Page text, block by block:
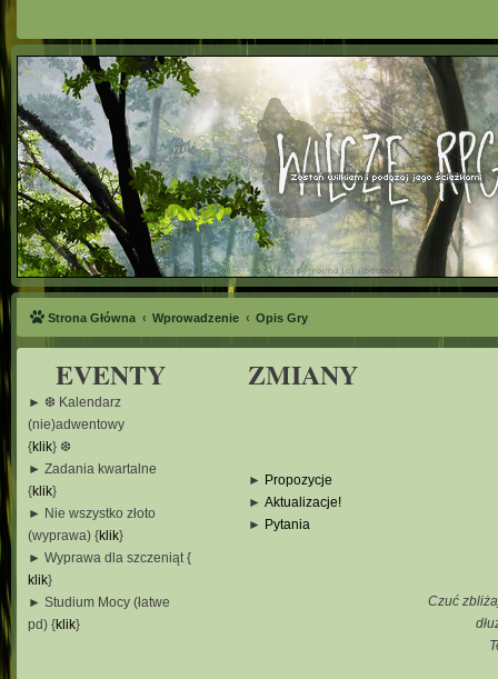
Strona Główna Wprowadzenie Opis Gry
EVENTY ZMIANY
► ❆ Kalendarz
(nie)adwentowy
{klik} ❆
► Zadania kwartalne
{klik}
► Nie wszystko złoto
(wyprawa) {klik}
► Wyprawa dla szczeniąt {
klik}
► Studium Mocy (łatwe
pd) {klik}
► Propozycje
► Aktualizacje!
► Pytania
Czuć